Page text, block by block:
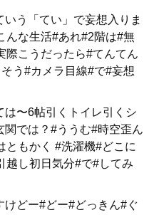
う「てい」で妄想入りま
んな生活#あれ#2階は#無
際こうだったら#てんてん
う#カメラ目線#で#妄想
は〜6帖引くトイレ引くシ
関では？#ううむ#時空歪ん
ともかく #洗濯機#どこに
越し初日気分#で#してみ
けどー#どー#どっきん#ぐ